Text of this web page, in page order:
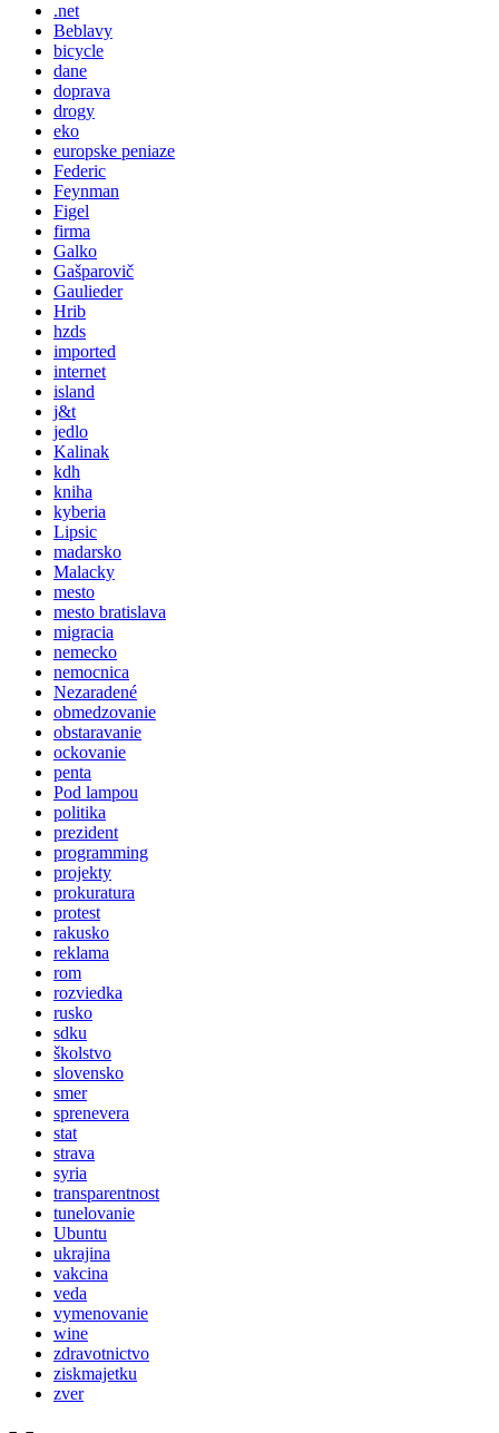
.net
Beblavy
bicycle
dane
doprava
drogy
eko
europske peniaze
Federic
Feynman
Figel
firma
Galko
Gašparovič
Gaulieder
Hrib
hzds
imported
internet
island
j&t
jedlo
Kalinak
kdh
kniha
kyberia
Lipsic
madarsko
Malacky
mesto
mesto bratislava
migracia
nemecko
nemocnica
Nezaradené
obmedzovanie
obstaravanie
ockovanie
penta
Pod lampou
politika
prezident
programming
projekty
prokuratura
protest
rakusko
reklama
rom
rozviedka
rusko
sdku
školstvo
slovensko
smer
sprenevera
stat
strava
syria
transparentnost
tunelovanie
Ubuntu
ukrajina
vakcina
veda
vymenovanie
wine
zdravotnictvo
ziskmajetku
zver